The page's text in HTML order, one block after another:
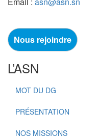
Nous rejoindre
L’ASN
MOT DU DG
PRÉSENTATION
NOS MISSIONS